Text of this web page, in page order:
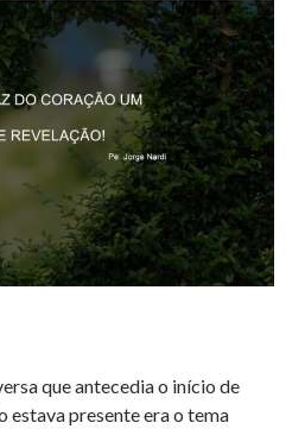
que antecedia o início de
estava presente era o tema